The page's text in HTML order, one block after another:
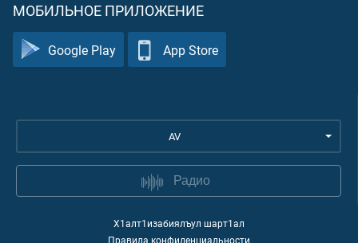
МОБИЛЬНОЕ ПРИЛОЖЕНИЕ
Google Play App Store
AV
Радио
Х1алт1изабиялъул шарт1ал
Правила конфиденциальности